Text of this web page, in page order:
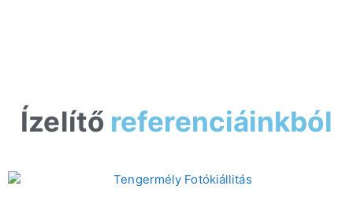
Ízelítő referenciáinkból